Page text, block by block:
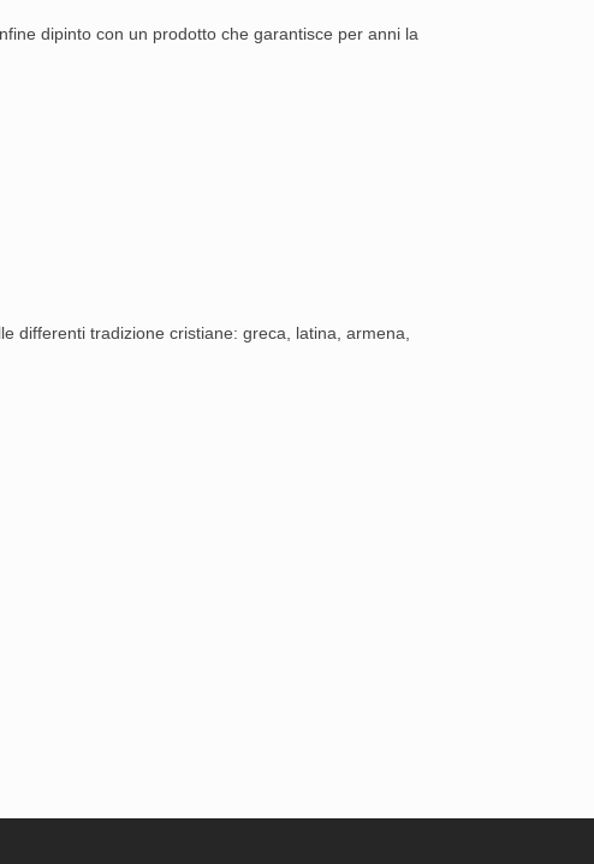
dipinto con un prodotto che garantisce per anni la
differenti tradizione cristiane: greca, latina, armena,